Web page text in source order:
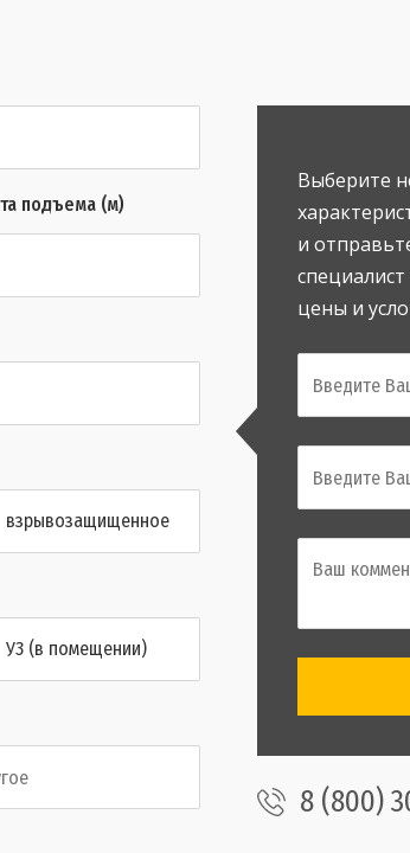
подъема (м)
взрывозащищенное
У3 (в помещении)
Выберите
и
цены и
8 (800)